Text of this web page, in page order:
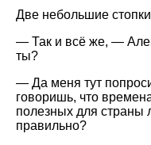
Две небольшие стопки
— Так и всё же, —
ты?
— Да меня тут
говоришь, что
полезных для страны
правильно?